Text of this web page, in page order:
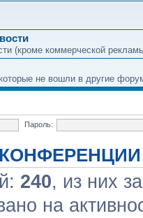
(кроме коммерческой
не вошли в другие
Пароль:
240, из них
на